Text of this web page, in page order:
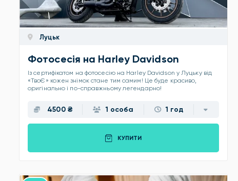
Луцьк
Фотосесія на Harley Davidson
Із сертифікатом на фотосесію на Harley Davidson у Луцьку від
«ТвоЄ» кожен знімок стане тим самим! Це буде красиво,
оригінально і по-справжньому легендарно!
4500 ₴ 1 особа 1 год
КУПИТИ